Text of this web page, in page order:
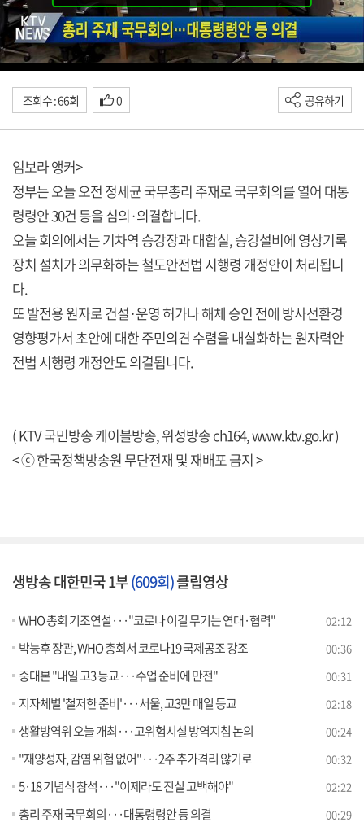
조회수 : 66회 0 공유하기
임보라 앵커>
정부는 오늘 오전 정세균 국무총리 주재로 국무회의를 열어 대통
령령안 30건 등을 심의·의결합니다.
오늘 회의에서는 기차역 승강장과 대합실, 승강설비에 영상기록
장치 설치가 의무화하는 철도안전법 시행령 개정안이 처리됩니
다.
또 발전용 원자로 건설·운영 허가나 해체 승인 전에 방사선환경
영향평가서 초안에 대한 주민의견 수렴을 내실화하는 원자력안
전법 시행령 개정안도 의결됩니다.
( KTV 국민방송 케이블방송, 위성방송 ch164,www.ktv.go.kr)
< ⓒ 한국정책방송원 무단전재 및 재배포 금지 >
생방송 대한민국 1부(609회)클립영상
WHO 총회 기조연설···"코로나 이길 무기는 연대·협력" 02:12
박능후 장관, WHO 총회서 코로나19 국제공조 강조 00:36
중대본 "내일 고3 등교···수업 준비에 만전" 00:31
지자체별 '철저한 준비'···서울, 고3만 매일 등교 02:18
생활방역위 오늘 개최···고위험시설 방역지침 논의 00:24
"재양성자, 감염 위험 없어"···2주 추가격리 않기로 00:32
5·18 기념식 참석···"이제라도 진실 고백해야" 02:22
총리 주재 국무회의···대통령령안 등 의결 00:29